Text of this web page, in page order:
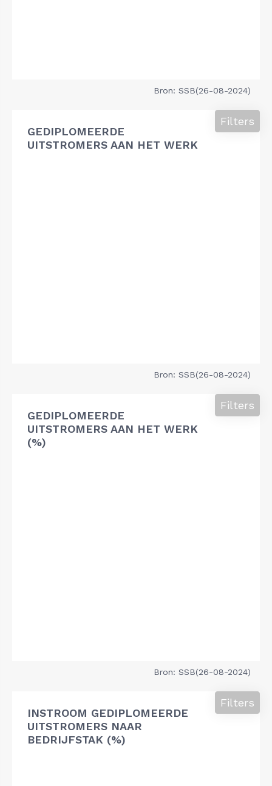
Bron: SSB(26-08-2024)
GEDIPLOMEERDE
UITSTROMERS AAN HET WERK
Filters
Bron: SSB(26-08-2024)
GEDIPLOMEERDE
UITSTROMERS AAN HET WERK
(%)
Filters
Bron: SSB(26-08-2024)
INSTROOM GEDIPLOMEERDE
UITSTROMERS NAAR
BEDRIJFSTAK (%)
Filters